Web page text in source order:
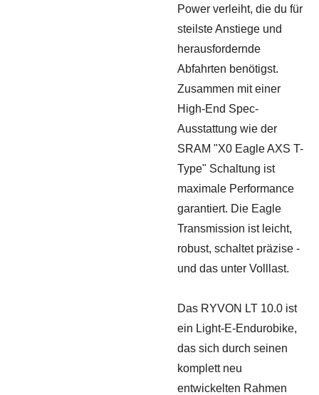
Power verleiht, die du für
steilste Anstiege und
herausfordernde
Abfahrten benötigst.
Zusammen mit einer
High-End Spec-
Ausstattung wie der
SRAM "X0 Eagle AXS T-
Type" Schaltung ist
maximale Performance
garantiert. Die Eagle
Transmission ist leicht,
robust, schaltet präzise -
und das unter Volllast.
Das RYVON LT 10.0 ist
ein Light-E-Endurobike,
das sich durch seinen
komplett neu
entwickelten Rahmen